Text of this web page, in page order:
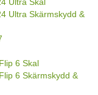
Ultra Skal
Ultra Skärmskydd &
6 Skal
6 Skärmskydd &